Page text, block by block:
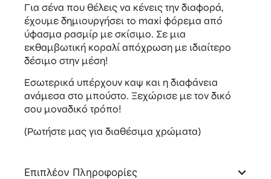
Για σένα που θέλεις να κένεις την διαφορά,
έχουμε δημιουργήσει το maxi φόρεμα από
ύφασμα ρασμίρ με σκίσιμο. Σε μια
εκθαμβωτική κοραλί απόχρωση με ιδιαίτερο
δέσιμο στην μέση!
Εσωτερικά υπέρχουν καψ και η διαφάνεια
ανάμεσα στο μπούστο. Ξεχώρισε με τον δικό
σου μοναδικό τρόπο!
(Ρωτήστε μας για διαθέσιμα χρώματα)
Επιπλέον Πληροφορίες